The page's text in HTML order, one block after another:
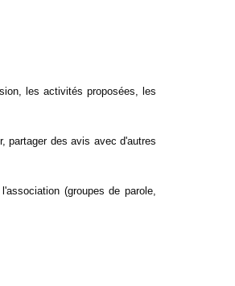
les activités proposées, les
partager des avis avec d'autres
(groupes de parole,